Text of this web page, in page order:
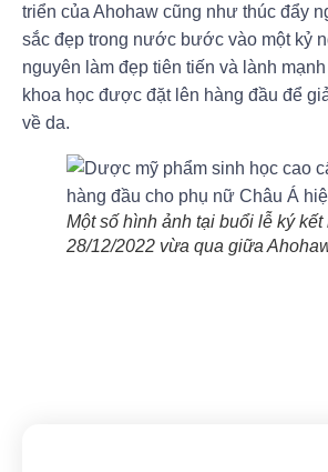
triển của Ahohaw cũng như thúc đẩy
sắc đẹp trong nước bước vào một kỷ
nguyên làm đẹp tiên tiến và lành
khoa học được đặt lên hàng đầu để
về da.
Một số hình ảnh tại buổi lễ ký
28/12/2022 vừa qua giữa